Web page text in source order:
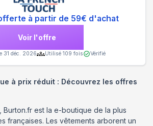
à partir de 59€ d'achat
Voir l'offre
31 déc. 2026 Utilisé 109 fois Vérifié
à prix réduit : Découvrez les offres
Burton.fr est la e-boutique de la plus
françaises. Les vêtements arborent un